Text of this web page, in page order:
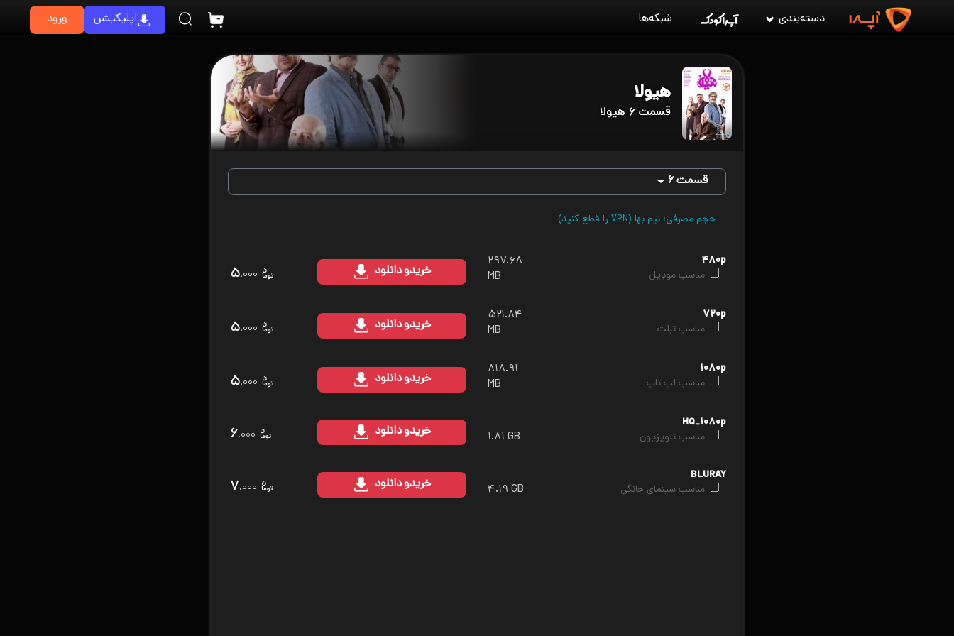
دسته‌بندی شبکه‌ها اپلیکیشن ورود
هیولا
قسمت ۶ هیولا
قسمت ۶
حجم مصرفی: نیم بها (VPN را قطع کنید)
۴۸۰p
مناسب موبایل
۲۹۷.۶۸
MB
خریدو دانلود ۵.۰۰۰
۷۲۰p
مناسب تبلت
۵۲۱.۸۴
MB
خریدو دانلود ۵.۰۰۰
۱۰۸۰p
مناسب لپ تاپ
۸۱۸.۹۱
MB
خریدو دانلود ۵.۰۰۰
HQ_۱۰۸۰p
مناسب تلویزیون
۱.۸۱ GB خریدو دانلود ۶.۰۰۰
BLURAY
مناسب سینمای خانگی
۴.۱۹ GB خریدو دانلود ۷.۰۰۰